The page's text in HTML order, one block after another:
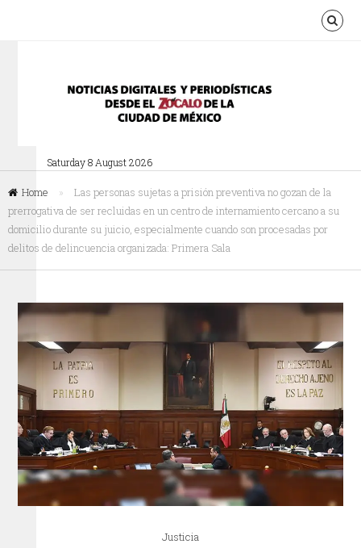
Saturday 8 August 2026
Home »
Las personas sujetas a prisión preventiva no gozan de la
prerrogativa de ser recluidas en un centro de internamiento cercano a su
domicilio durante su juicio, especialmente cuando son procesadas por
delitos de delincuencia organizada: Primera Sala
Justicia